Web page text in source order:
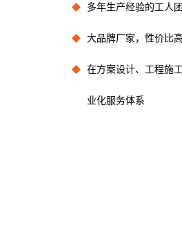
多年生产经验的工人
大品牌厂家，性价比
在方案设计、工程施
业化服务体系